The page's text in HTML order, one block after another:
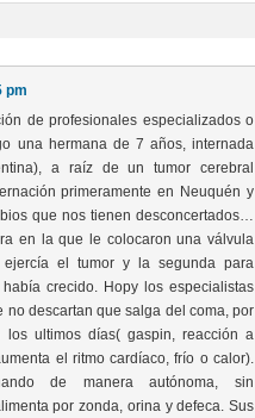
pm
de profesionales especializados o
una hermana de 7 años, internada
a raíz de un tumor cerebral
primeramente en Neuquén y
que nos tienen desconcertados…
en la que le colocaron una válvula
el tumor y la segunda para
crecido. Hopy los especialistas
descartan que salga del coma, por
ultimos días( gaspin, reacción a
el ritmo cardíaco, frío o calor).
de manera autónoma, sin
por zonda, orina y defeca. Sus